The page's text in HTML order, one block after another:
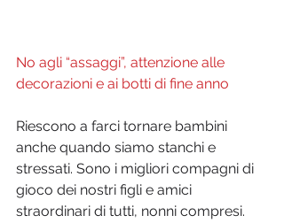
No agli “assaggi”, attenzione alle
decorazioni e ai botti di fine anno
Riescono a farci tornare bambini
anche quando siamo stanchi e
stressati. Sono i migliori compagni di
gioco dei nostri figli e amici
straordinari di tutti, nonni compresi.